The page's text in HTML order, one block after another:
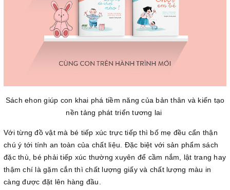
Sách ehon giúp con khai phá tiềm năng của bản thân và kiến tạo
nền tảng phát triển tương lai
Với từng đồ vật mà bé tiếp xúc trực tiếp thì bố mẹ đều cẩn thận
chú ý tới tính an toàn của chất liệu. Đặc biệt với sản phẩm sách
đặc thù, bé phải tiếp xúc thường xuyên để cầm nắm, lật trang hay
thậm chí là gặm cắn thì chất lượng giấy và chất lượng màu in
càng được đặt lên hàng đầu.